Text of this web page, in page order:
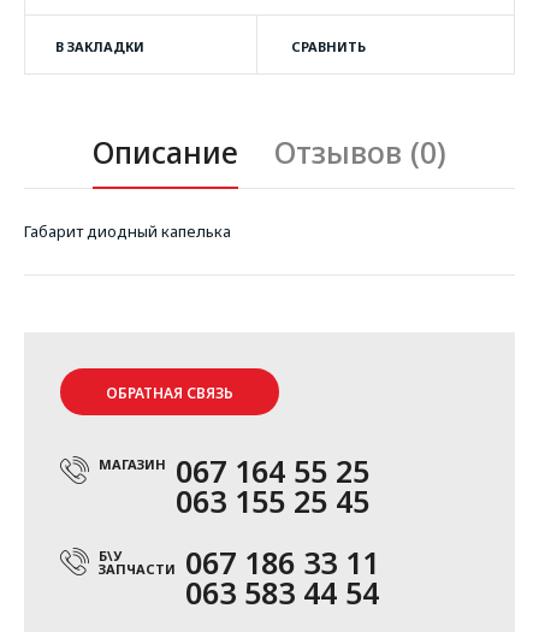
В ЗАКЛАДКИ СРАВНИТЬ
Описание Отзывов (0)
Габарит диодный капелька
ОБРАТНАЯ СВЯЗЬ
МАГАЗИН 067 164 55 25
063 155 25 45
Б\У
ЗАПЧАСТИ 067 186 33 11
063 583 44 54